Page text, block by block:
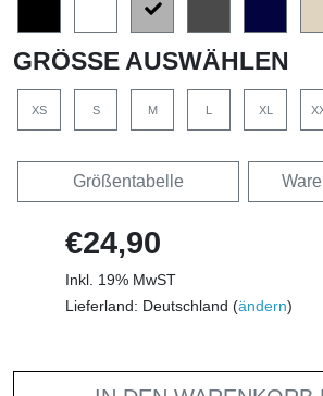
GRÖSSE AUSWÄHLEN
XS S M L XL
Größentabelle
€24,90
Inkl. 19% MwST
Lieferland: Deutschland (ändern)